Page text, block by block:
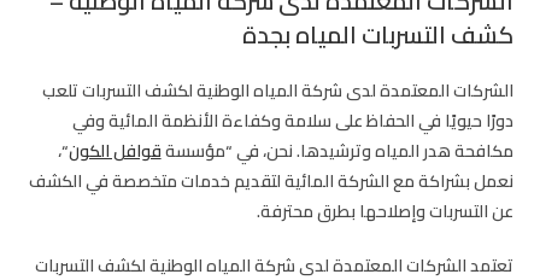
كشف التسربات المياه بجدة
الشركات المعتمدة لدى شركة المياه الوطنية لكشف التسربات تلعب
دورًا حيويًا في الحفاظ على سلامة وكفاءة الأنظمة المائية وفي
مكافحة هدر المياه وترشيدها. نحن، في “مؤسسةقوافل الكون“،
نعمل بشراكة مع الشركة المائية لتقديم خدمات متخصصة في الكشف
عن التسربات وإصلاحها بطرق محترفة.
تعتمد الشركات المعتمدة لدى شركة المياه الوطنية لكشف التسربات